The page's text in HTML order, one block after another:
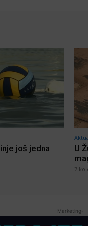
još jedna
U
7
-Marketing-